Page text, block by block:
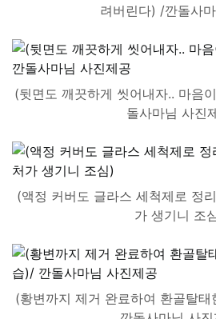
려버린다) /깐돌사
(뒷면도 깨끗하게 씻어내자.. 마음
돌사마님 사진
(액정 커버도 글라스 세척제로 정
가 생기니 조
(황변까지 제거 완료하여 환골탈